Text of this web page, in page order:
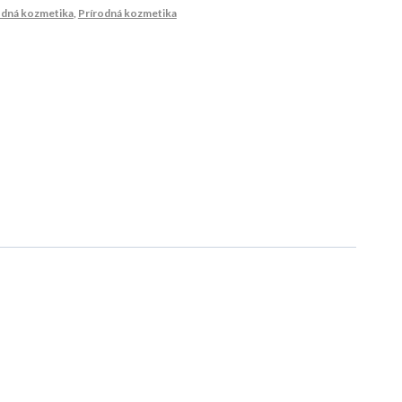
kozmetika, Prírodná kozmetika